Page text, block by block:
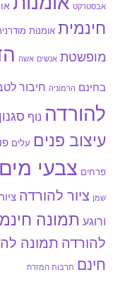
אבסטרקט
חינמית אומנות
מופשטת אנשים אשה
בחינם הרמוניה חיבור
להורדה נוף
עיצוב פנים עלים
פרחים צבעי מים
שמן ציור להורדה
ורוגע תמונה
להורדה תמונה
חינם תרבות המזרח